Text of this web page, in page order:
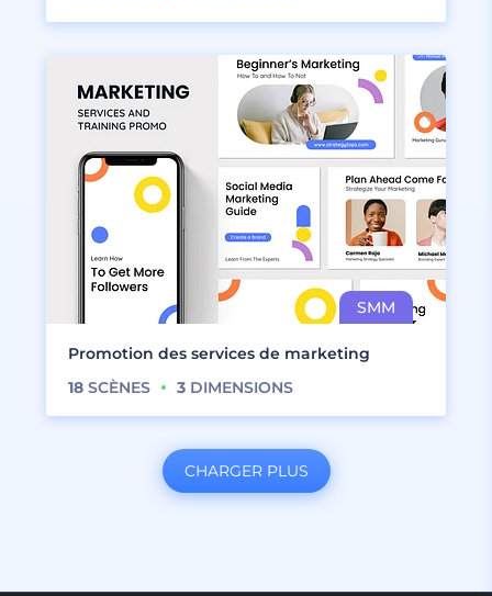
Promotion des services de marketing
18 SCÈNES 3 DIMENSIONS
CHARGER PLUS